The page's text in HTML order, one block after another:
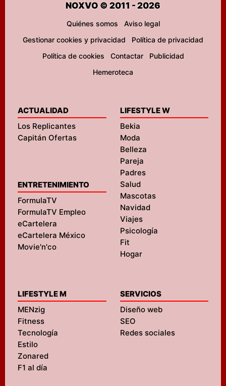
NOXVO © 2011 - 2026
Quiénes somos
Aviso legal
Gestionar cookies y privacidad
Política de privacidad
Política de cookies
Contactar
Publicidad
Hemeroteca
ACTUALIDAD
Los Replicantes
Capitán Ofertas
ENTRETENIMIENTO
FormulaTV
FormulaTV Empleo
eCartelera
eCartelera México
Movie'n'co
LIFESTYLE W
Bekia
Moda
Belleza
Pareja
Padres
Salud
Mascotas
Navidad
Viajes
Psicología
Fit
Hogar
LIFESTYLE M
MENzig
Fitness
Tecnología
Estilo
Zonared
F1 al día
SERVICIOS
Diseño web
SEO
Redes sociales